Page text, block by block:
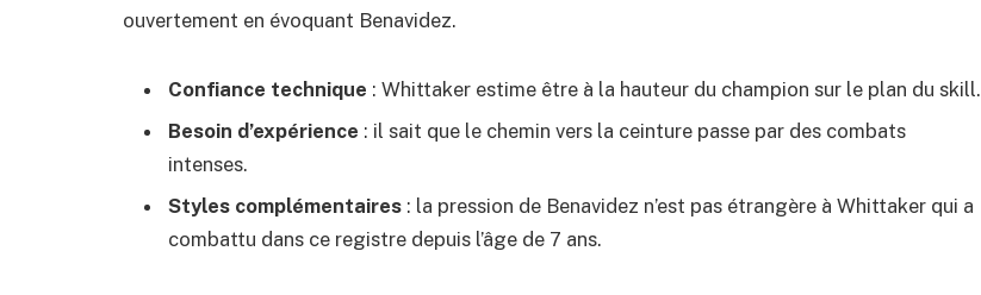
ouvertement en évoquant Benavidez.
Confiance technique : Whittaker estime être à la hauteur du champion sur le plan du skill.
Besoin d’expérience : il sait que le chemin vers la ceinture passe par des combats
intenses.
Styles complémentaires : la pression de Benavidez n’est pas étrangère à Whittaker qui a
combattu dans ce registre depuis l’âge de 7 ans.